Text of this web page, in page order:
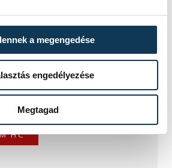
a megengedése
engedélyezése
Megtagad
ifjúsági kézilabda-
lett a romániai
világbajnokságon, mivel
Kínától a vasárnapi
ben.
HC